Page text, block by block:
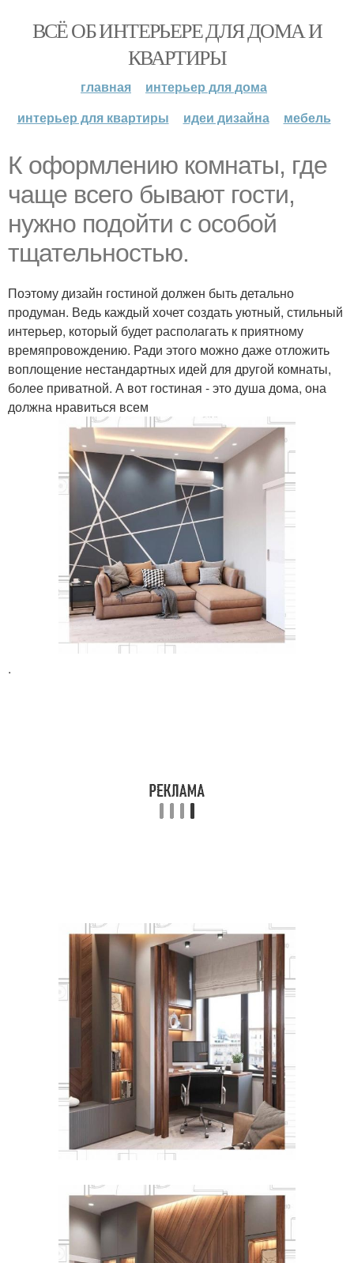
ВСЁ ОБ ИНТЕРЬЕРЕ ДЛЯ ДОМА И
КВАРТИРЫ
главная
интерьер для дома
интерьер для квартиры
идеи дизайна мебель
К оформлению комнаты, где
чаще всего бывают гости,
нужно подойти с особой
тщательностью.
Поэтому дизайн гостиной должен быть детально
продуман. Ведь каждый хочет создать уютный, стильный
интерьер, который будет располагать к приятному
времяпровождению. Ради этого можно даже отложить
воплощение нестандартных идей для другой комнаты,
более приватной. А вот гостиная - это душа дома, она
должна нравиться всем
.